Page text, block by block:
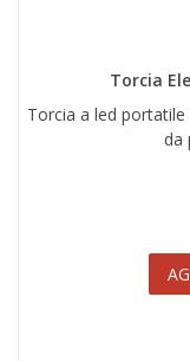
Torcia
Torcia a led
da